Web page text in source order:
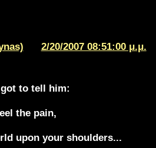
2/20/2007 08:51:00 μ.μ.
to tell him:
the pain,
upon your shoulders...